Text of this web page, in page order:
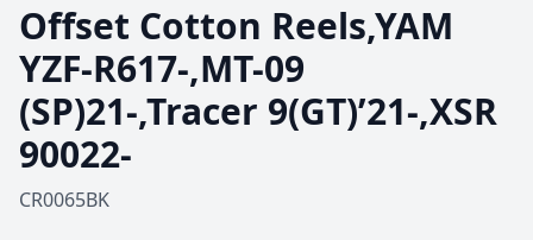
Offset Cotton Reels,YAM
YZF-R617-,MT-09
(SP)21-,Tracer 9(GT)’21-,XSR
90022-
CR0065BK